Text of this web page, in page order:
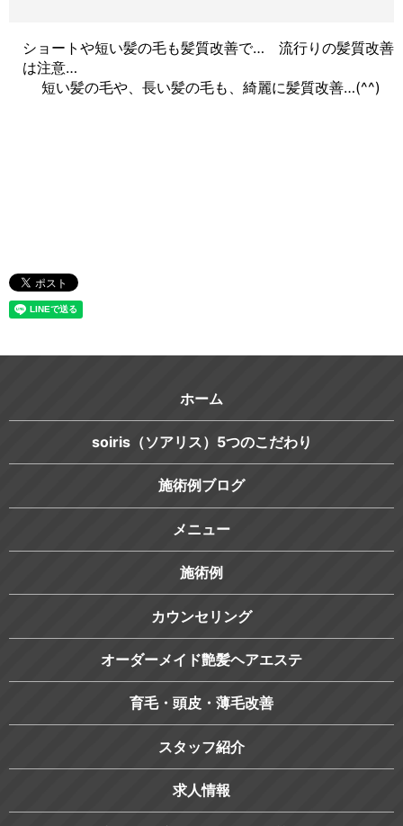
ショートや短い髪の毛も髪質改善で… 流行りの髪質改善
は注意…
短い髪の毛や、長い髪の毛も、綺麗に髪質改善…(^^)
ホーム
soiris（ソアリス）5つのこだわり
施術例ブログ
メニュー
施術例
カウンセリング
オーダーメイド艶髪ヘアエステ
育毛・頭皮・薄毛改善
スタッフ紹介
求人情報